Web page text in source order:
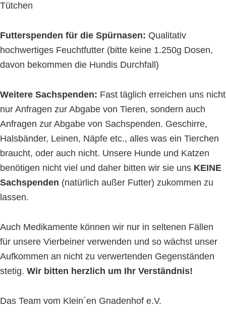
Tütchen
Futterspenden für die Spürnasen: Qualitativ
hochwertiges Feuchtfutter (bitte keine 1.250g Dosen,
davon bekommen die Hundis Durchfall)
Weitere Sachspenden: Fast täglich erreichen uns nicht
nur Anfragen zur Abgabe von Tieren, sondern auch
Anfragen zur Abgabe von Sachspenden. Geschirre,
Halsbänder, Leinen, Näpfe etc., alles was ein Tierchen
braucht, oder auch nicht. Unsere Hunde und Katzen
benötigen nicht viel und daher bitten wir sie uns KEINE
Sachspenden (natürlich außer Futter) zukommen zu
lassen.
Auch Medikamente können wir nur in seltenen Fällen
für unsere Vierbeiner verwenden und so wächst unser
Aufkommen an nicht zu verwertenden Gegenständen
stetig. Wir bitten herzlich um Ihr Verständnis!
Das Team vom Klein´en Gnadenhof e.V.